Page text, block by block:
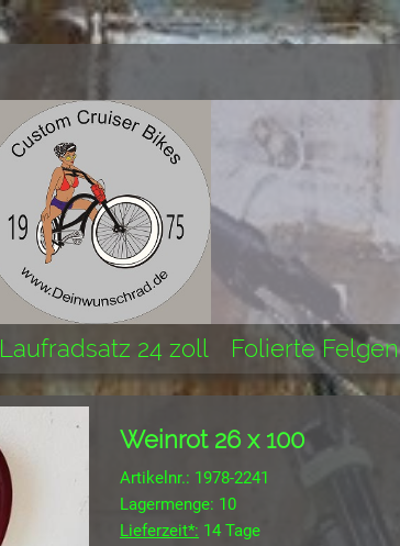
Laufradsatz 24 zoll Folierte Felgen
Weinrot 26 x 100
Artikelnr.: 1978-2241
Lagermenge: 10
Lieferzeit*: 14 Tage